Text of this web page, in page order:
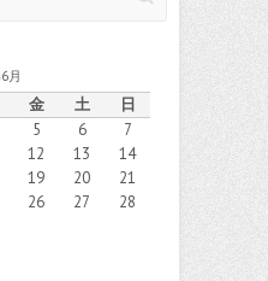
月
金 土
日
5 6
7
12 13
14
19 20
21
26 27
28